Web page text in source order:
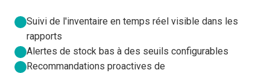
Suivi de l'inventaire en temps réel visible dans les
rapports
Alertes de stock bas à des seuils configurables
Recommandations proactives de